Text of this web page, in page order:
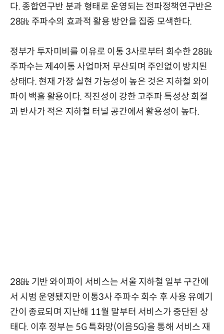
다. 종합연구반 분과 형태로 운영되는 전파정책연구반은
28㎓ 주파수의 효과적 활용 방안을 집중 모색한다.
정부가 투자미비를 이유로 이통 3사로부터 회수한 28㎓
주파수는 제4이통 사업마저 무산되며 주인없이 방치된
상태다. 현재 가장 실현 가능성이 높은 것은 지하철 와이
파이 백홀 활용이다. 직진성이 강한 고주파 특성상 회절
과 반사가 적은 지하철 터널 공간에서 활용성이 높다.
28㎓ 기반 와이파이 서비스는 서울 지하철 일부 구간에
서 시범 운영됐지만 이통3사 주파수 회수 후 사용 유예기
간이 종료되며 지난해 11월 말부터 서비스가 중단된 상
태다. 이후 정부는 5G 특화망(이음5G)을 통해 서비스 재